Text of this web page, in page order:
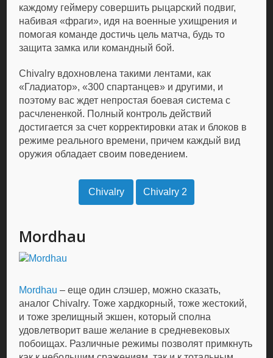
каждому геймеру совершить рыцарский подвиг,
набивая «фраги», идя на военные ухищрения и
помогая команде достичь цель матча, будь то
защита замка или командный бой.
Chivalry вдохновлена такими лентами, как
«Гладиатор», «300 спартанцев» и другими, и
поэтому вас ждет непростая боевая система с
расчлененкой. Полный контроль действий
достигается за счет корректировки атак и блоков в
режиме реального времени, причем каждый вид
оружия обладает своим поведением.
Chivalry Chivalry 2
Mordhau
Mordhau – еще один слэшер, можно сказать,
аналог Chivalry. Тоже хардкорный, тоже жестокий,
и тоже зрелищный экшен, который сполна
удовлетворит ваше желание в средневековых
побоищах. Различные режимы позволят примкнуть